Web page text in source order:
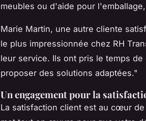
meubles ou d'aide pour
Marie Martin, une autre cliente
le plus impressionnée chez RH
leur service. Ils ont pris le temps
proposer des solutions adaptées."
Un engagement pour la
La satisfaction client est au cœur